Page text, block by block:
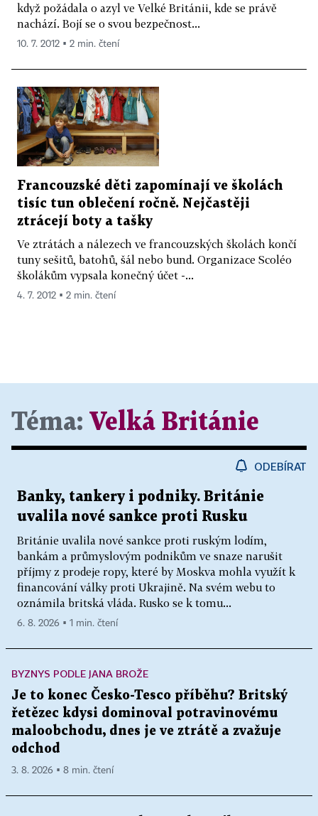
když požádala o azyl ve Velké Británii, kde se právě
nachází. Bojí se o svou bezpečnost...
10. 7. 2012 ▪ 2 min. čtení
Francouzské děti zapomínají ve školách
tisíc tun oblečení ročně. Nejčastěji
ztrácejí boty a tašky
Ve ztrátách a nálezech ve francouzských školách končí
tuny sešitů, batohů, šál nebo bund. Organizace Scoléo
školákům vypsala konečný účet -...
4. 7. 2012 ▪ 2 min. čtení
Téma: Velká Británie
ODEBÍRAT
Banky, tankery i podniky. Británie
uvalila nové sankce proti Rusku
Británie uvalila nové sankce proti ruským lodím,
bankám a průmyslovým podnikům ve snaze narušit
příjmy z prodeje ropy, které by Moskva mohla využít k
financování války proti Ukrajině. Na svém webu to
oznámila britská vláda. Rusko se k tomu...
6. 8. 2026 ▪ 1 min. čtení
BYZNYS PODLE JANA BROŽE
Je to konec Česko-Tesco příběhu? Britský
řetězec kdysi dominoval potravinovému
maloobchodu, dnes je ve ztrátě a zvažuje
odchod
3. 8. 2026 ▪ 8 min. čtení